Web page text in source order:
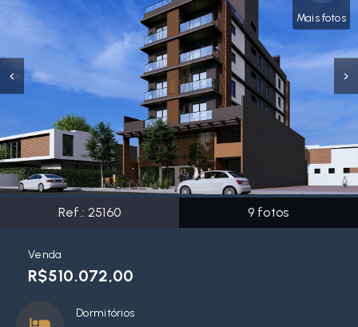
Mais fotos
Ref.: 25160 9 fotos
Venda
R$510.072,00
Dormitórios